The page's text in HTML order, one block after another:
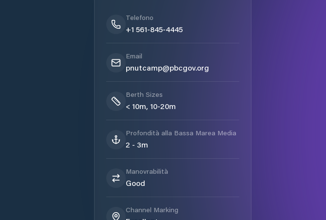
Telefono
+1 561-845-4445
Email
pnutcamp@pbcgov.org
Berth Sizes
< 10m, 10-20m
Profondità alla Bassa Marea Media
2 - 3m
Manovrabilità
Good
Channel Marking